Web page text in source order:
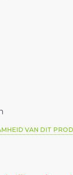
VAN DIT